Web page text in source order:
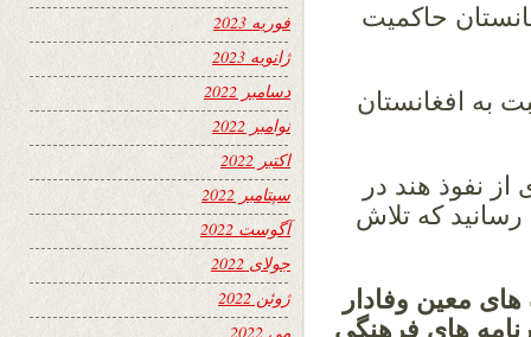
حاکمیت
به افغانستان
نفوذ هند در
که تلاش
معین وفادار
های فرهنگی
فوریه 2023
ژانویه 2023
دسامبر 2022
نوامبر 2022
اکتبر 2022
سپتامبر 2022
آگوست 2022
جولای 2022
ژوئن 2022
می 2022